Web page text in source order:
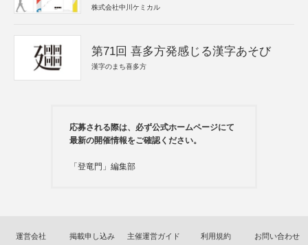
株式会社中川ケミカル
第71回 喜多方発感じる漢字あそび
漢字のまち喜多方
応募される際は、必ず公式ホームページにて
最新の開催情報をご確認ください。
「登竜門」編集部
運営会社 掲載申し込み 主催運営ガイド 利用規約 お問い合わせ